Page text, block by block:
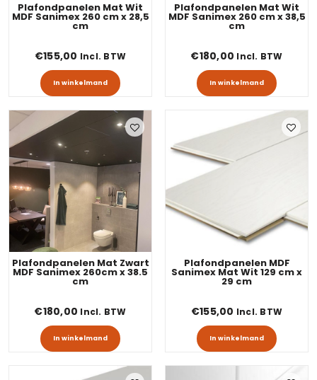
Plafondpanelen Mat Wit
MDF Sanimex 260 cm x 28,5
cm
€155,00 Incl. BTW
In winkelmand
Plafondpanelen Mat Wit
MDF Sanimex 260 cm x 38,5
cm
€180,00 Incl. BTW
In winkelmand
Plafondpanelen Mat Zwart
MDF Sanimex 260cm x 38.5
cm
€180,00 Incl. BTW
In winkelmand
Plafondpanelen MDF
Sanimex Mat Wit 129 cm x
29 cm
€155,00 Incl. BTW
In winkelmand